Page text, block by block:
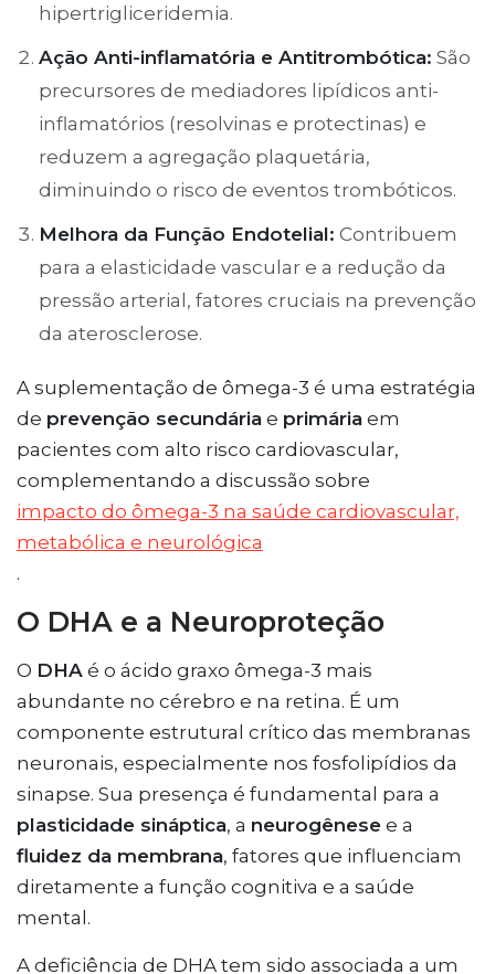
hipertrigliceridemia.
Ação Anti-inflamatória e Antitrombótica: São
precursores de mediadores lipídicos anti-
inflamatórios (resolvinas e protectinas) e
reduzem a agregação plaquetária,
diminuindo o risco de eventos trombóticos.
Melhora da Função Endotelial: Contribuem
para a elasticidade vascular e a redução da
pressão arterial, fatores cruciais na prevenção
da aterosclerose.
A suplementação de ômega-3 é uma estratégia
de prevenção secundária e primária em
pacientes com alto risco cardiovascular,
complementando a discussão sobre
impacto do ômega-3 na saúde cardiovascular,
metabólica e neurológica
.
O DHA e a Neuroproteção
O DHA é o ácido graxo ômega-3 mais
abundante no cérebro e na retina. É um
componente estrutural crítico das membranas
neuronais, especialmente nos fosfolipídios da
sinapse. Sua presença é fundamental para a
plasticidade sináptica, a neurogênese e a
fluidez da membrana, fatores que influenciam
diretamente a função cognitiva e a saúde
mental.
A deficiência de DHA tem sido associada a um